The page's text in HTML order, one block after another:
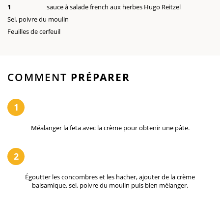
1
sauce à salade french aux herbes Hugo Reitzel
Sel, poivre du moulin
Feuilles de cerfeuil
COMMENT PRÉPARER
1
Méalanger la feta avec la crème pour obtenir une pâte.
2
Égoutter les concombres et les hacher, ajouter de la crème
balsamique, sel, poivre du moulin puis bien mélanger.